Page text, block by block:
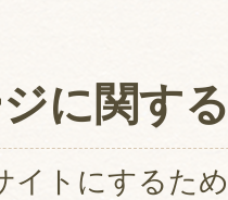
に関す
イトにするた